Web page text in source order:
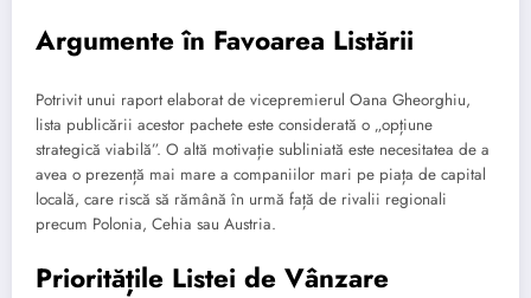
Argumente în Favoarea Listării
Potrivit unui raport elaborat de vicepremierul Oana Gheorghiu,
lista publicării acestor pachete este considerată o „opțiune
strategică viabilă”. O altă motivație subliniată este necesitatea de a
avea o prezență mai mare a companiilor mari pe piața de capital
locală, care riscă să rămână în urmă față de rivalii regionali
precum Polonia, Cehia sau Austria.
Prioritățile Listei de Vânzare